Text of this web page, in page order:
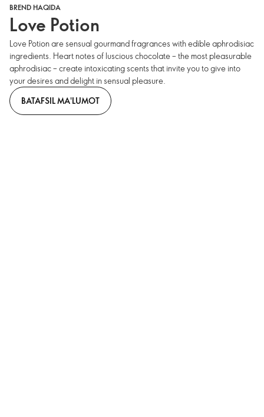
BREND HAQIDA
Love Potion
Love Potion are sensual gourmand fragrances with edible aphrodisiac
ingredients. Heart notes of luscious chocolate – the most pleasurable
aphrodisiac – create intoxicating scents that invite you to give into
your desires and delight in sensual pleasure.
BATAFSIL MA'LUMOT